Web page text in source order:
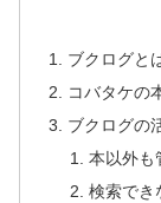
ブクログと
コバタケの
ブクログの
本以外も
検索でき